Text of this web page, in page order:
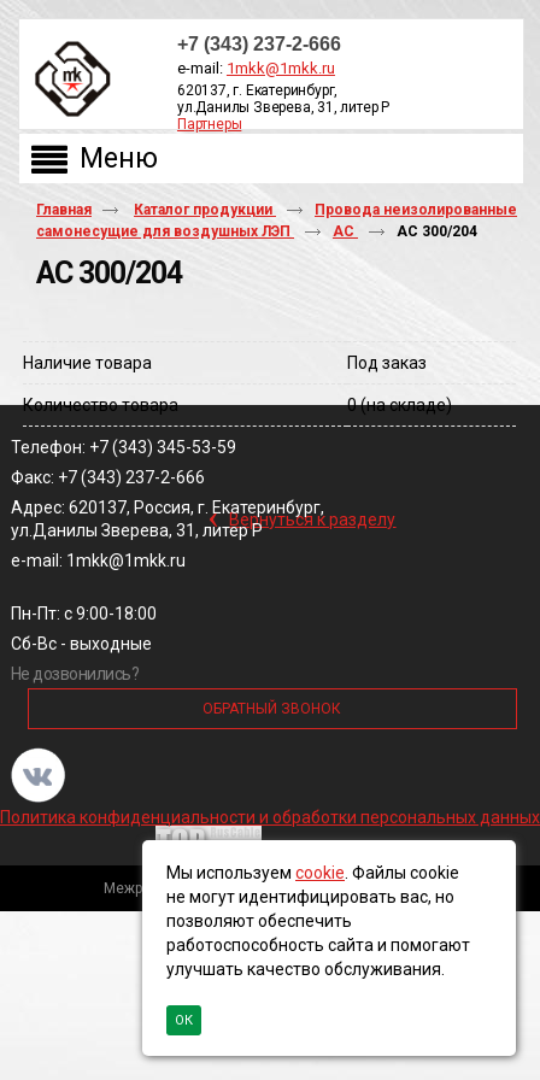
+7 (343) 237-2-666
e-mail: 1mkk@1mkk.ru
620137, г. Екатеринбург,
ул.Данилы Зверева, 31, литер Р
Партнеры
Главная Каталог продукции
Провода неизолированные
самонесущие для воздушных ЛЭП
АС АС 300/204
АС 300/204
Наличие товара Под заказ
Количество товара 0(на складе)
‹ Вернуться к разделу
Телефон: +7 (343) 345-53-59
Факс: +7 (343) 237-2-666
Адрес: 620137, Россия, г. Екатеринбург,
ул.Данилы Зверева, 31, литер Р
e-mail: 1mkk@1mkk.ru
Пн-Пт: с 9:00-18:00
Сб-Вс - выходные
Не дозвонились?
ОБРАТНЫЙ ЗВОНОК
Политика конфиденциальности и обработки персональных данных
Межрегиональная кабельная компания, 2016 ©
Мы используем cookie . Файлы cookie
не могут идентифицировать вас, но
позволяют обеспечить
работоспособность сайта и помогают
улучшать качество обслуживания.
ОК